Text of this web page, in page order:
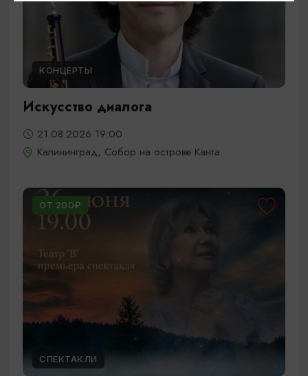
КОНЦЕРТЫ
Искусство диалога
21.08.2026 19:00
Калининград, Собор на острове Канта
ОТ 200₽
СПЕКТАКЛИ